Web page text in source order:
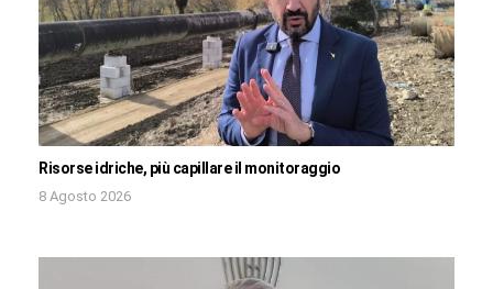
Risorse idriche, più capillare il monitoraggio
8 Agosto 2026